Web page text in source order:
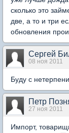
сколько это
две, а то и три
обновления
Сергей
08 ноя 2011
Буду с
Петр
27 ноя 2011
Импорт,